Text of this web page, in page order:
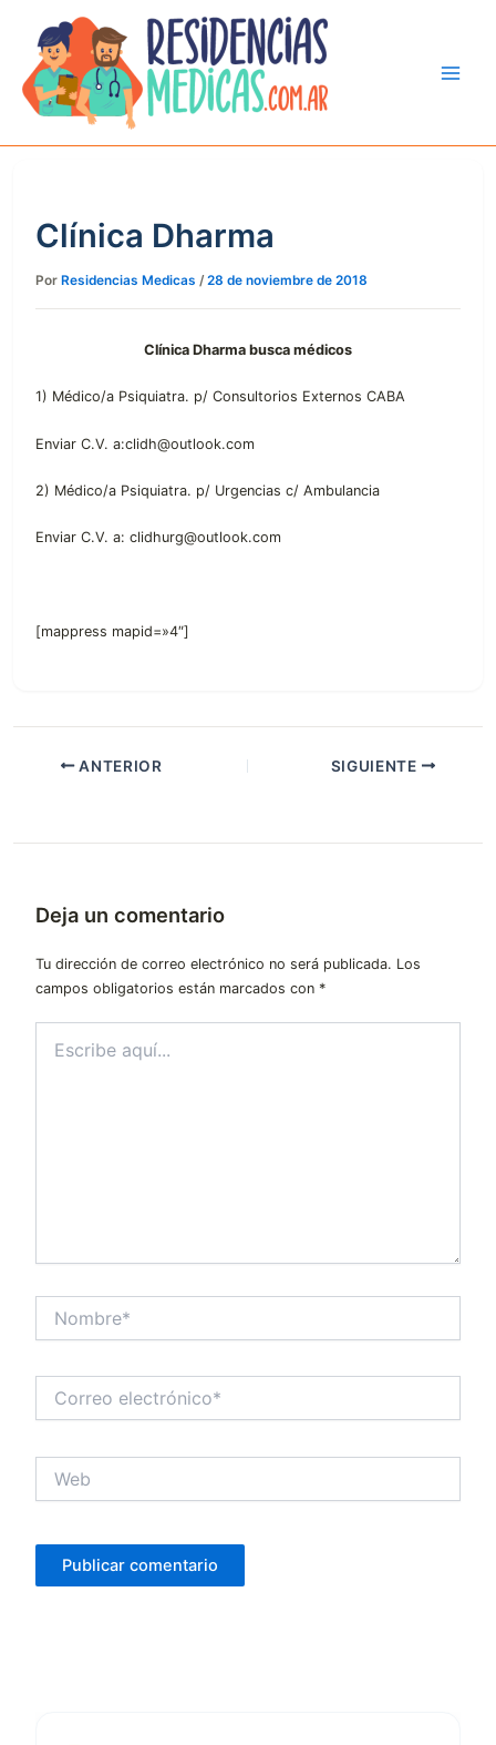
contenido
Clínica Dharma
Por Residencias Medicas /28 de noviembre de 2018
Clínica Dharma busca médicos
1) Médico/a Psiquiatra. p/ Consultorios Externos CABA
Enviar C.V. a:clidh@outlook.com
2) Médico/a Psiquiatra. p/ Urgencias c/ Ambulancia
Enviar C.V. a: clidhurg@outlook.com
[mappress mapid=»4″]
ANTERIOR SIGUIENTE
Deja un comentario
Tu dirección de correo electrónico no será publicada. Los
campos obligatorios están marcados con *
aquí...
electrónico*